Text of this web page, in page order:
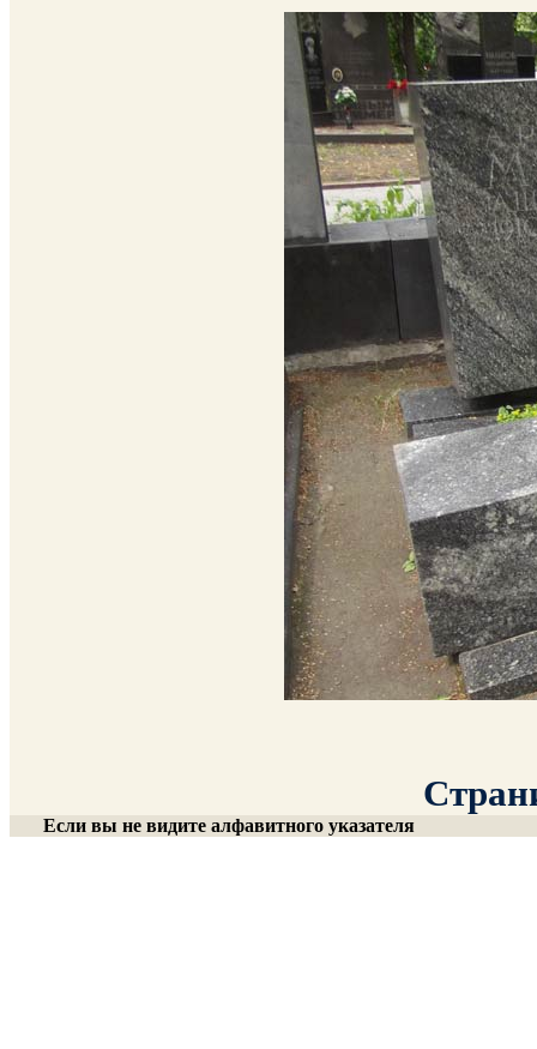
Если вы не видите алфавитного указателя